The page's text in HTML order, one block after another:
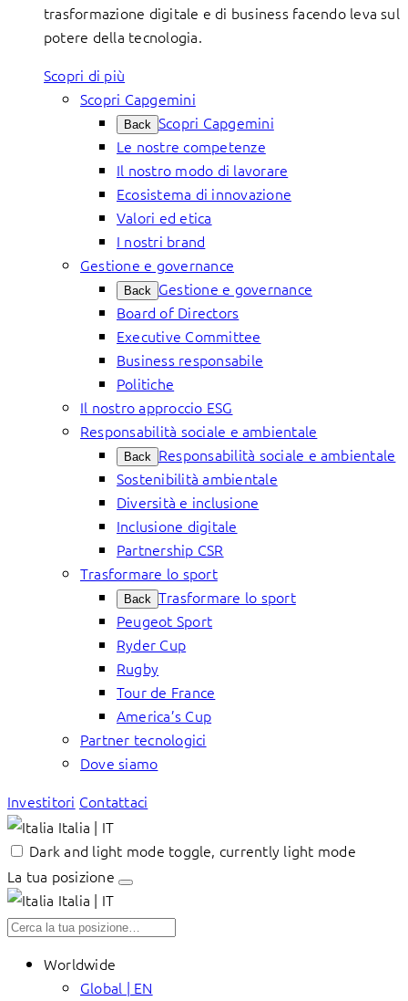
trasformazione digitale e di business facendo leva sul
potere della tecnologia.
Scopri di più
Scopri Capgemini
Back Scopri Capgemini
Le nostre competenze
Il nostro modo di lavorare
Ecosistema di innovazione
Valori ed etica
I nostri brand
Gestione e governance
Back Gestione e governance
Board of Directors
Executive Committee
Business responsabile
Politiche
Il nostro approccio ESG
Responsabilità sociale e ambientale
Back Responsabilità sociale e ambientale
Sostenibilità ambientale
Diversità e inclusione
Inclusione digitale
Partnership CSR
Trasformare lo sport
Back Trasformare lo sport
Peugeot Sport
Ryder Cup
Rugby
Tour de France
America’s Cup
Partner tecnologici
Dove siamo
Investitori Contattaci
Italia | IT
Dark and light mode toggle, currently light mode
La tua posizione
Italia | IT
Worldwide
Global | EN